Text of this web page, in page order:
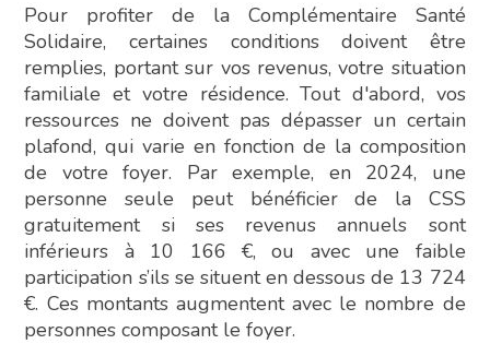
Pour profiter de la Complémentaire Santé
Solidaire, certaines conditions doivent être
remplies, portant sur vos revenus, votre situation
familiale et votre résidence. Tout d'abord, vos
ressources ne doivent pas dépasser un certain
plafond, qui varie en fonction de la composition
de votre foyer. Par exemple, en 2024, une
personne seule peut bénéficier de la CSS
gratuitement si ses revenus annuels sont
inférieurs à 10 166 €, ou avec une faible
participation s’ils se situent en dessous de 13 724
€. Ces montants augmentent avec le nombre de
personnes composant le foyer.